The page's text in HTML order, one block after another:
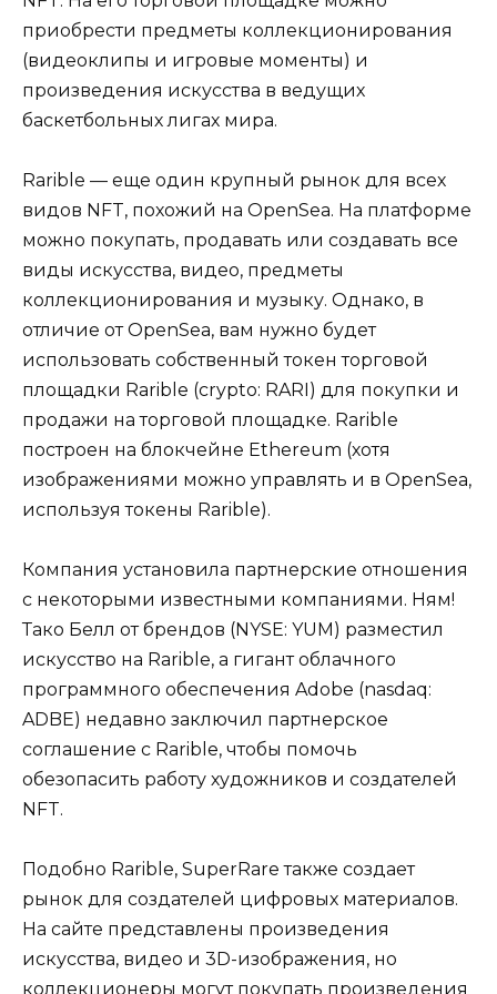
приобрести предметы коллекционирования
(видеоклипы и игровые моменты) и
произведения искусства в ведущих
баскетбольных лигах мира.
Rarible — еще один крупный рынок для всех
видов NFT, похожий на OpenSea. На платформе
можно покупать, продавать или создавать все
виды искусства, видео, предметы
коллекционирования и музыку. Однако, в
отличие от OpenSea, вам нужно будет
использовать собственный токен торговой
площадки Rarible (crypto: RARI) для покупки и
продажи на торговой площадке. Rarible
построен на блокчейне Ethereum (хотя
изображениями можно управлять и в OpenSea,
используя токены Rarible).
Компания установила партнерские отношения
с некоторыми известными компаниями. Ням!
Тако Белл от брендов (NYSE: YUM) разместил
искусство на Rarible, а гигант облачного
программного обеспечения Adobe (nasdaq:
ADBE) недавно заключил партнерское
соглашение с Rarible, чтобы помочь
обезопасить работу художников и создателей
NFT.
Подобно Rarible, SuperRare также создает
рынок для создателей цифровых материалов.
На сайте представлены произведения
искусства, видео и 3D-изображения, но
коллекционеры могут покупать произведения